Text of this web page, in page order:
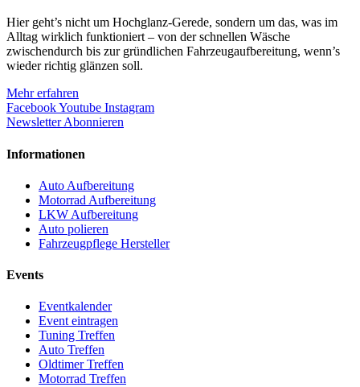
Hier geht’s nicht um Hochglanz-Gerede, sondern um das, was im
Alltag wirklich funktioniert – von der schnellen Wäsche
zwischendurch bis zur gründlichen Fahrzeugaufbereitung, wenn’s
wieder richtig glänzen soll.
Mehr erfahren
FacebookYoutube Instagram
Newsletter Abonnieren
Informationen
Auto Aufbereitung
Motorrad Aufbereitung
LKW Aufbereitung
Auto polieren
Fahrzeugpflege Hersteller
Events
Eventkalender
Event eintragen
Tuning Treffen
Auto Treffen
Oldtimer Treffen
Motorrad Treffen